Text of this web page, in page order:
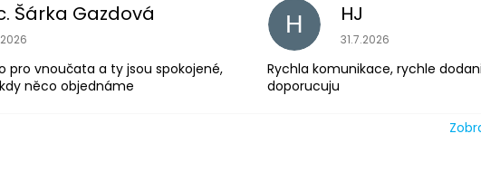
Šárka Gazdová
obchodu je 5 z 5 hvězdiček.
pro vnoučata a ty jsou spokojené,
něco objednáme
H HJ
Hodnocení obchodu je
31.7.2026
Rychla komunikace, rychle
doporucuju